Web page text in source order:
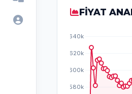
FİYAT